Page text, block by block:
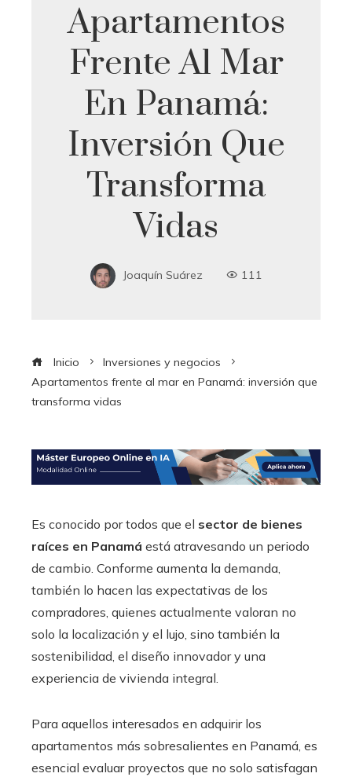
Apartamentos
Frente Al Mar
En Panamá:
Inversión Que
Transforma
Vidas
Joaquín Suárez 111
Inicio
Inversiones y negocios
Apartamentos frente al mar en Panamá: inversión que
transforma vidas
Es conocido por todos que el sector de bienes
raíces en Panamá está atravesando un periodo
de cambio. Conforme aumenta la demanda,
también lo hacen las expectativas de los
compradores, quienes actualmente valoran no
solo la localización y el lujo, sino también la
sostenibilidad, el diseño innovador y una
experiencia de vivienda integral.
Para aquellos interesados en adquirir los
apartamentos más sobresalientes en Panamá, es
esencial evaluar proyectos que no solo satisfagan